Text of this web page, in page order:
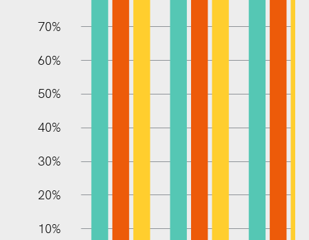
10%
70%
60%
50%
40%
30%
20%
10%